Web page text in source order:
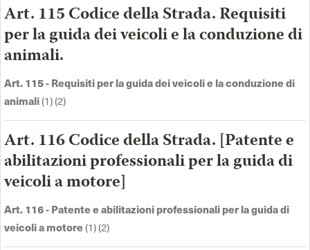
Art. 115 Codice della Strada. Requisiti
per la guida dei veicoli e la conduzione di
animali.
Art. 115 - Requisiti per la guida dei veicoli e la conduzione di
animali(1) (2)
Art. 116 Codice della Strada. [Patente e
abilitazioni professionali per la guida di
veicoli a motore]
Art. 116 - Patente e abilitazioni professionali per la guida di
veicoli a motore(1) (2)